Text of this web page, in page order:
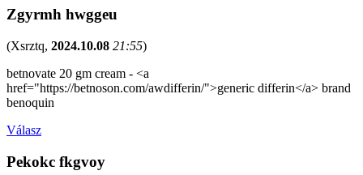
Zgyrmh hwggeu
(Xsrztq, 2024.10.08 21:55)
betnovate 20 gm cream - <a
href="https://betnoson.com/awdifferin/">generic differin</a> brand
benoquin
Válasz
Pekokc fkgvoy